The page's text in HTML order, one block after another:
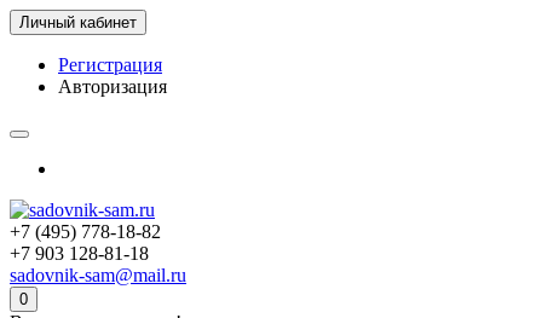
Личный кабинет
Регистрация
Авторизация
+7 (495) 778-18-82
+7 903 128-81-18
sadovnik-sam@mail.ru
0